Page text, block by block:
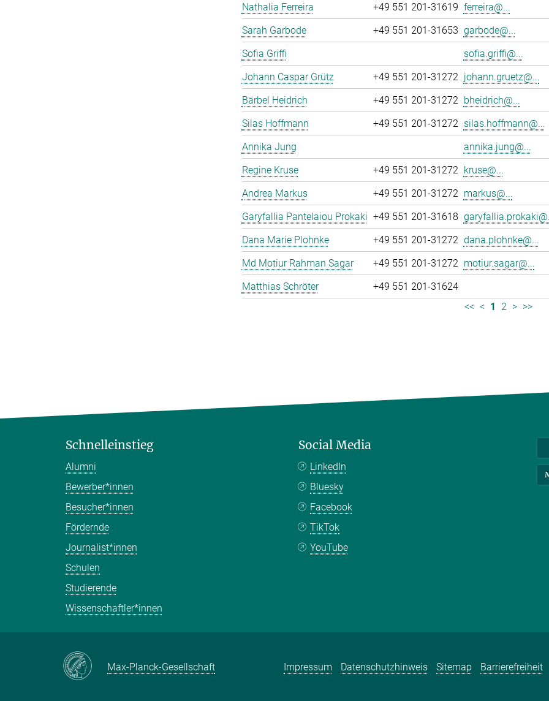
Nathalia Ferreira
+49 551 201-31619 ferreira@...
Sarah Garbode
+49 551 201-31653 garbode@...
Sofia Griffi
sofia.griffi@...
Johann Caspar Grütz
+49 551 201-31272 johann.gruetz@...
Bärbel Heidrich
+49 551 201-31272 bheidrich@...
Silas Hoffmann
+49 551 201-31272 silas.hoffmann@...
Annika Jung
annika.jung@...
Regine Kruse
+49 551 201-31272 kruse@...
Andrea Markus
+49 551 201-31272 markus@...
Garyfallia Pantelaiou Prokaki +49 551 201-31618
Dana Marie Plohnke
+49 551 201-31272 dana.plohnke@...
Md Motiur Rahman Sagar
+49 551 201-31272 motiur.sagar@...
Matthias Schröter
+49 551 201-31624
<< < 1 2 > >>
Schnelleinstieg
Alumni
Bewerber*innen
Besucher*innen
Fördernde
Journalist*innen
Schulen
Studierende
Wissenschaftler*innen
Social Media
LinkedIn
Bluesky
Facebook
TikTok
YouTube
Max-Planck-Gesellschaft Impressum Datenschutzhinweis Sitemap Barrierefreiheit